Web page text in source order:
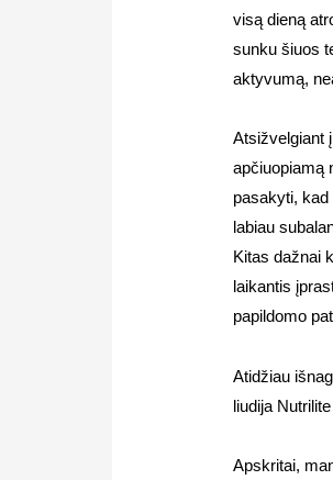
visą dieną
sunku šiuos
aktyvumą,
Atsižvelgiant
apčiuopiamą
pasakyti,
labiau
Kitas dažnai
laikantis
papildomo
Atidžiau
liudija
Apskritai,